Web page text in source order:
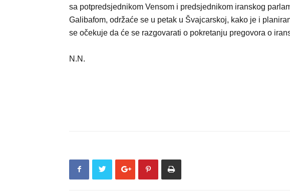
sa potpredsjednikom Vensom i predsjednikom iranskog
Galibafom, održaće se u petak u Švajcarskoj, kako je i
se očekuje da će se razgovarati o pokretanju pregovora o
N.N.